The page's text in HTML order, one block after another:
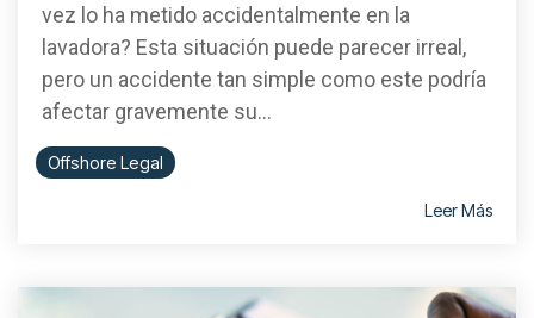
vez lo ha metido accidentalmente en la
lavadora? Esta situación puede parecer irreal,
pero un accidente tan simple como este podría
afectar gravemente su...
Offshore Legal
Leer Más